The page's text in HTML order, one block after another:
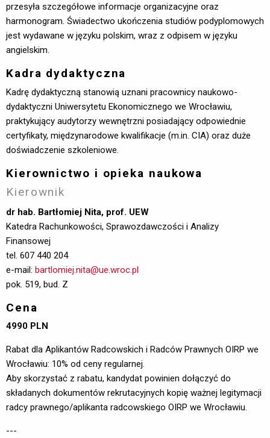
przesyła szczegółowe informacje organizacyjne oraz
harmonogram. Świadectwo ukończenia studiów podyplomowych
jest wydawane w języku polskim, wraz z odpisem w języku
angielskim.
Kadra dydaktyczna
Kadrę dydaktyczną stanowią uznani pracownicy naukowo-
dydaktyczni Uniwersytetu Ekonomicznego we Wrocławiu,
praktykujący audytorzy wewnętrzni posiadający odpowiednie
certyfikaty, międzynarodowe kwalifikacje (m.in. CIA) oraz duże
doświadczenie szkoleniowe.
Kierownictwo i opieka naukowa
Kierownik
dr hab. Bartłomiej Nita, prof. UEW
Katedra Rachunkowości, Sprawozdawczości i Analizy
Finansowej
tel. 607 440 204
e-mail: bartlomiej.nita@ue.wroc.pl
pok. 519, bud. Z
Cena
4990 PLN
Rabat dla Aplikantów Radcowskich i Radców Prawnych OIRP we
Wrocławiu: 10% od ceny regularnej.
Aby skorzystać z rabatu, kandydat powinien dołączyć do
składanych dokumentów rekrutacyjnych kopię ważnej legitymacji
radcy prawnego/aplikanta radcowskiego OIRP we Wrocławiu.
---